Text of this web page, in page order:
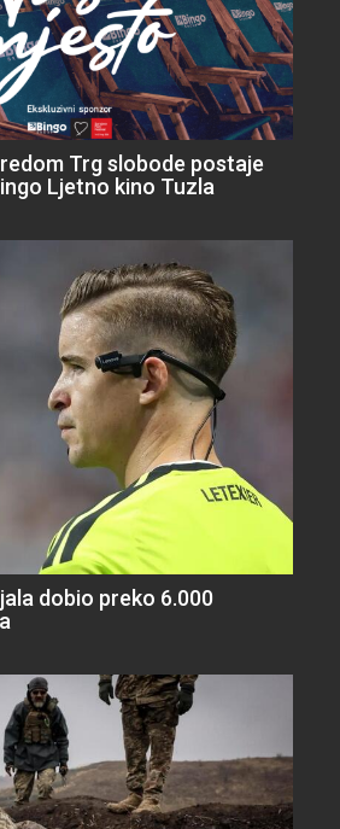
Trg slobode postaje
Ljetno kino Tuzla
dobio preko 6.000